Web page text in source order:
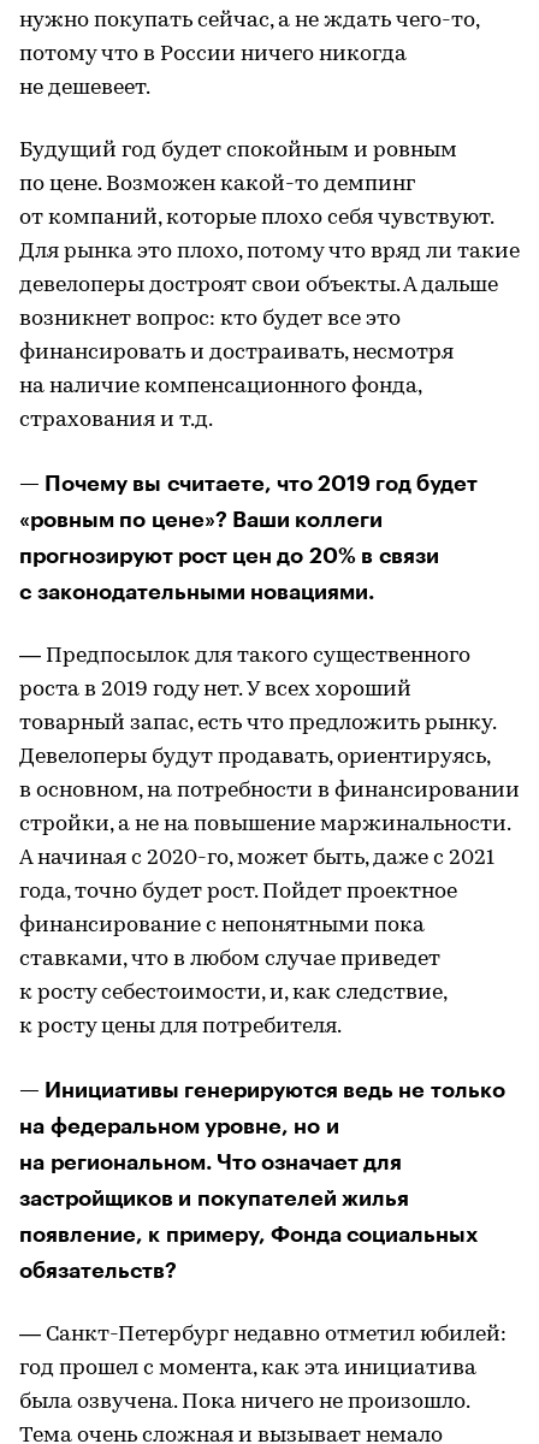
нужно покупать сейчас, а не ждать чего-то,
потому что в России ничего никогда
не дешевеет.
Будущий год будет спокойным и ровным
по цене. Возможен какой-то демпинг
от компаний, которые плохо себя чувствуют.
Для рынка это плохо, потому что вряд ли такие
девелоперы достроят свои объекты. А дальше
возникнет вопрос: кто будет все это
финансировать и достраивать, несмотря
на наличие компенсационного фонда,
страхования и т.д.
— Почему вы считаете, что 2019 год будет
«ровным по цене»? Ваши коллеги
прогнозируют рост цен до 20% в связи
с законодательными новациями.
— Предпосылок для такого существенного
роста в 2019 году нет. У всех хороший
товарный запас, есть что предложить рынку.
Девелоперы будут продавать, ориентируясь,
в основном, на потребности в финансировании
стройки, а не на повышение маржинальности.
А начиная с 2020-го, может быть, даже с 2021
года, точно будет рост. Пойдет проектное
финансирование с непонятными пока
ставками, что в любом случае приведет
к росту себестоимости, и, как следствие,
к росту цены для потребителя.
— Инициативы генерируются ведь не только
на федеральном уровне, но и
на региональном. Что означает для
застройщиков и покупателей жилья
появление, к примеру, Фонда социальных
обязательств?
— Санкт-Петербург недавно отметил юбилей:
год прошел с момента, как эта инициатива
была озвучена. Пока ничего не произошло.
Тема очень сложная и вызывает немало